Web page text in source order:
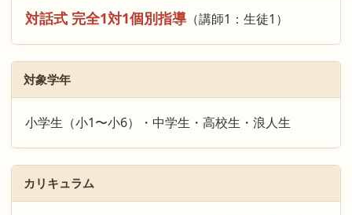
対話式 完全1対1個別指導 （講師1：生徒1）
対象学年
小学生（小1〜小6）・中学生・高校生・浪人生
カリキュラム